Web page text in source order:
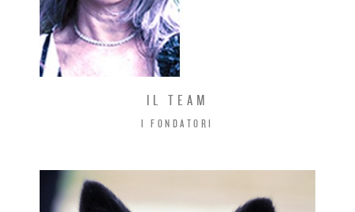
IL TEAM
I FONDATORI